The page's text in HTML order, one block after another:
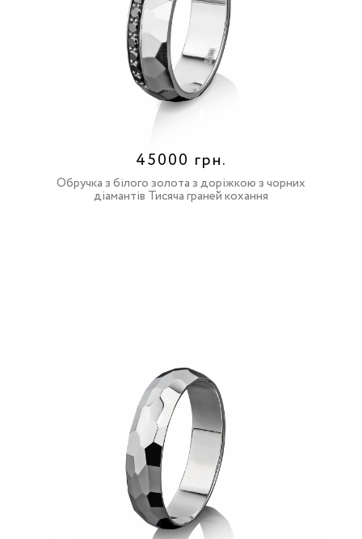
45000 грн.
Обручка з білого золота з доріжкою з чорних
діамантів Тисяча граней кохання